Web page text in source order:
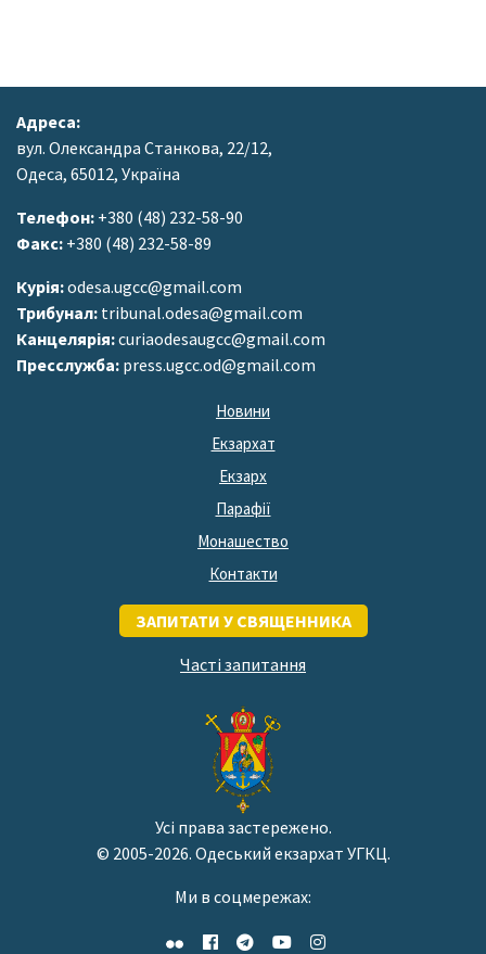
Адреса:
вул. Олександра Станкова, 22/12,
Одеса, 65012, Україна
Телефон: +380 (48) 232-58-90
Факс: +380 (48) 232-58-89
Курія:odesa.ugcc@gmail.com
Трибунал: tribunal.odesa@gmail.com
Канцелярія:curiaodesaugcc@gmail.com
Пресслужба: press.ugcc.od@gmail.com
Новини
Екзархат
Екзарх
Парафії
Монашество
Контакти
ЗАПИТАТИ У СВЯЩЕННИКА
Часті запитання
Усі права застережено.
© 2005-2026. Одеський екзархат УГКЦ.
Ми в соцмережах: